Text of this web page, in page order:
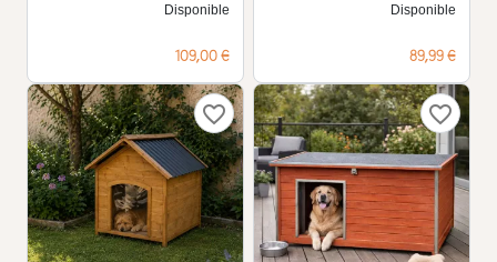
Disponible
Prix
109,00 €
Disponible
Prix
89,99 €
favorite_border favorite_border